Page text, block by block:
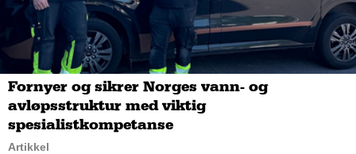
samtidig.
Fornyer og sikrer Norges vann- og
avløpsstruktur med viktig
spesialistkompetanse
Artikkel